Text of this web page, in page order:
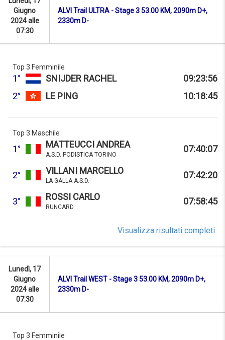
Giugno
2024 alle
07:30
ALVI Trail ULTRA - Stage 3 53.00 KM, 2090m D+,
2330m D-
Top 3 Femminile
1° SNIJDER RACHEL
09:23:56
2°
LE PING 10:18:45
Top 3 Maschile
1° MATTEUCCI ANDREA
A.S.D. PODISTICA TORINO
07:40:07
2° VILLANI MARCELLO
LA GALLA A.S.D.
07:42:20
3° ROSSI CARLO
RUNCARD
07:58:45
Visualizza risultati completi
Lunedì, 17
Giugno
2024 alle
07:30
ALVI Trail WEST - Stage 3 53.00 KM, 2090m D+,
2330m D-
Top 3 Femminile